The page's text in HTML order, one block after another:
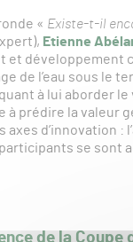
« Existe-t-il
Etienne
et développement
de l’eau sous le
à lui aborder
à prédire la valeur
axes d’innovation
se sont
de la Coupe